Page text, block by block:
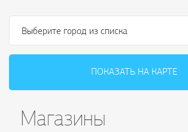
Выберите город из списка
ПОКАЗАТЬ НА КАРТЕ
Магазины